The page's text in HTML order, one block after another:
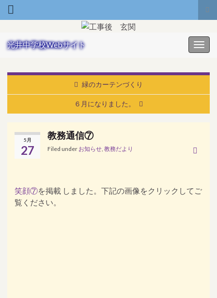
Search for:
光井中学校Webサイト
緑のカーテンづくり
６月になりました。
5月
27
教務通信⑦
Filed under お知らせ 教務だより
笑顔⑦を掲載 しました。下記の画像をクリックしてご
覧ください。